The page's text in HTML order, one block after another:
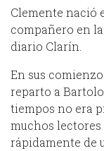
Clemente nació
compañero en
diario Clarín.
En sus
reparto a
tiempos no era
muchos lectores
rápidamente de